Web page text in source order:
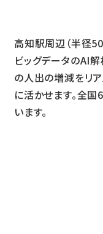
高知駅周辺（半径
ビッグデータのAI
の人出の増減をリ
に活かせます。全
います。